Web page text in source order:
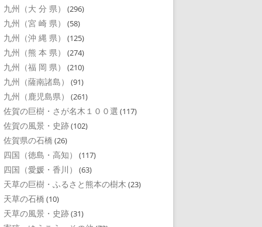
九州（大 分 県） (296)
九州（宮 崎 県） (58)
九州（沖 縄 県） (125)
九州（熊 本 県） (274)
九州（福 岡 県） (210)
九州（薩南諸島） (91)
九州（鹿児島県） (261)
佐賀の巨樹・さが名木１００選 (117)
佐賀の風景・史跡(102)
佐賀県の石橋 (26)
四国（徳島・高知） (117)
四国（愛媛・香川） (63)
天草の巨樹・ふるさと熊本の樹木 (23)
天草の石橋 (10)
天草の風景・史跡(31)